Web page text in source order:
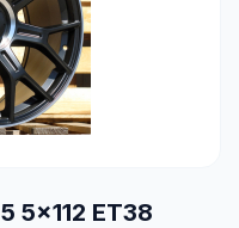
5x112 ET38